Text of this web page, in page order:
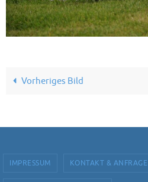
Vorheriges Bild
IMPRESSUM KONTAKT & ANFRAGE